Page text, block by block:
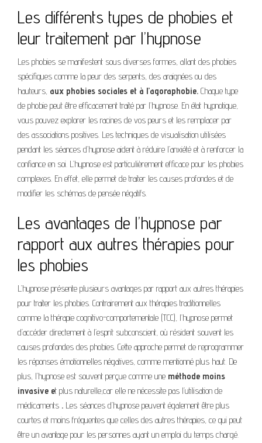
Les différents types de phobies et
leur traitement par l’hypnose
Les phobies se manifestent sous diverses formes, allant des phobies
spécifiques comme la peur des serpents, des araignées ou des
hauteurs, aux phobies sociales et à l’agoraphobie. Chaque type
de phobie peut être efficacement traité par l’hypnose. En état hypnotique,
vous pouvez explorer les racines de vos peurs et les remplacer par
des associations positives. Les techniques de visualisation utilisées
pendant les séances d’hypnose aident à réduire l’anxiété et à renforcer la
confiance en soi. L’hypnose est particulièrement efficace pour les phobies
complexes. En effet, elle permet de traiter les causes profondes et de
modifier les schémas de pensée négatifs.
Les avantages de l’hypnose par
rapport aux autres thérapies pour
les phobies
L’hypnose présente plusieurs avantages par rapport aux autres thérapies
pour traiter les phobies. Contrairement aux thérapies traditionnelles
comme la thérapie cognitivo-comportementale (TCC), l’hypnose permet
d’accéder directement à l’esprit subconscient, où résident souvent les
causes profondes des phobies. Cette approche permet de reprogrammer
les réponses émotionnelles négatives, comme mentionné plus haut. De
plus, l’hypnose est souvent perçue comme une méthode moins
invasive et plus naturelle,car elle ne nécessite pas l’utilisation de
médicaments . Les séances d’hypnose peuvent également être plus
courtes et moins fréquentes que celles des autres thérapies, ce qui peut
être un avantage pour les personnes ayant un emploi du temps chargé.